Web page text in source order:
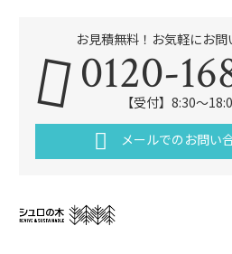
お見積無料！お気軽にお
0120-
【受付】8:30～
メールでのお問い